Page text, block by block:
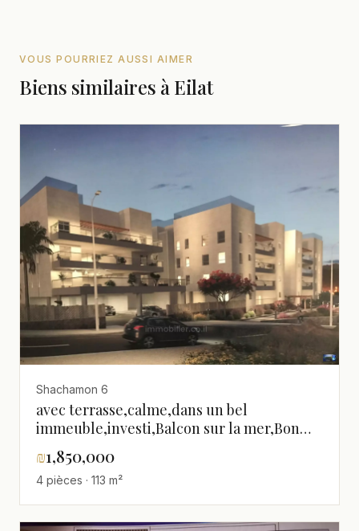
VOUS POURRIEZ AUSSI AIMER
Biens similaires à Eilat
Shachamon 6
avec terrasse,calme,dans un bel
immeuble,investi,Balcon sur la mer,Bon
emplacement,Endroit calme,Etage haut
avec vue,Vue sur la mer,A ne pas manquer
!,agreable,bien agencé,clair,dans un
immeuble neuf,neuf,spacieux,Bel
appartement,Bonne affaire,Bonnes orie
₪1,850,000
4 pièces · 113 m²